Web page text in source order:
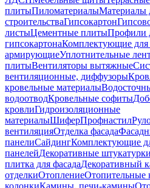
плитыПиломатериалыМатериалы
строительстваГипсокартон
листыЦементные плитыПрофили
гипсокартонаКомплектующие для
армирующиеУплотнительные
плитыВентиляторы вытяжные
вентиляционные, диффузоры
кровельные материалы
водоотводКровельные софиты
кровлиГидроизоляционные
материалыШиферПрофнастил
вентиляцияОтделка фасада
панелиСайдингКомплектующие
панелейДекоративные
плитка для фасадаДекоративный
отделкиОтоплениеОтопительные
колонкиКамины, печи-камины